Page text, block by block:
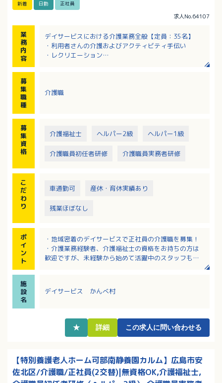
新着 日勤 正社員
求人No.64107
業
務
内
容
デイサービスにおける介護業務全般【定員：35名】
・利用者さんの介護およびアクティビティ手伝い
・レクリエーション
募
集
職
種
介護職
募
集
資
格
介護福祉士 ヘルパー2級 ヘルパー1級
介護職員初任者研修 介護職員実務者研修
こ
だ
わ
り
車通勤可 産休・育休実績あり
残業ほぼなし
ポ
イ
ン
ト
・地域密着のデイサービスで正社員の介護職を募集！
・介護業務経験者、介護福祉士の資格をお持ちの方は
歓迎ですが、未経験から始めて活躍中のスタッフもい
便利な立地！
・デイサービスなので送迎がありますが、運転が苦手
視の方にもおすすめ！
施
設
名
デイサービス かんべ村
★ 詳細 この求人に問い合わせる
【特別養護老人ホーム可部南静養園カルム】広島市安
佐北区/介護職/正社員(2交替)|無資格OK,介護福祉士,